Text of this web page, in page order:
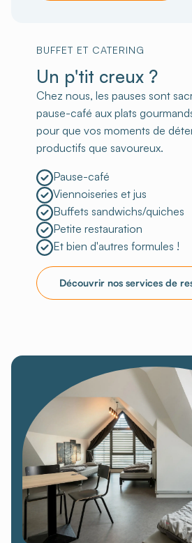
BUFFET ET CATERING
Un p'tit creux ?
Chez nous, les pauses sont
pause-café aux plats
pour que vos moments de
productifs que savoureux.
Pause-café
Viennoiseries et jus
Buffets sandwichs/quiches
Petite restauration
Et bien d'autres formules !
Découvrir nos services de